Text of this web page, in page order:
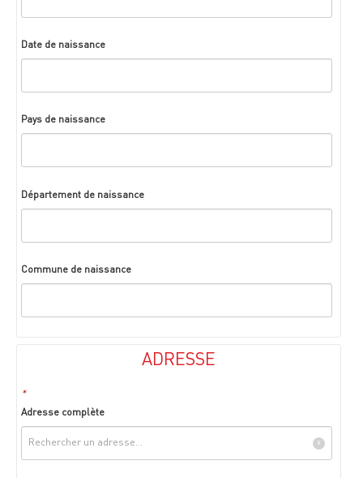
Date de naissance
Pays de naissance
Département de naissance
Commune de naissance
ADRESSE
*
Adresse complète